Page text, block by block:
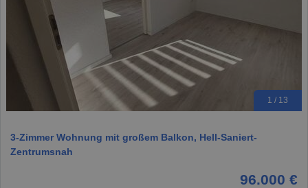
1 / 13
3-Zimmer Wohnung mit großem Balkon, Hell-Saniert-
Zentrumsnah
96.000 €